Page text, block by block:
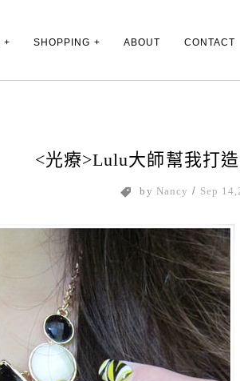
SHOPPING ABOUT CONTACT
<光療>Lulu大師幫我打
by Nancy / Sep